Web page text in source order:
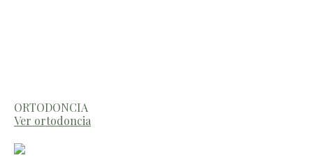
ORTODONCIA
Ver ortodoncia